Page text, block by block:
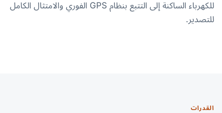
للكهرباء الساكنة إلى التتبع بنظام GPS الفوري والامتثال الكامل
للتصدير.
القدرات